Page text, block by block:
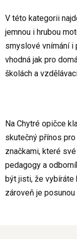
V této kategorii
jemnou i hrubou
smyslové vnímání i
vhodná jak pro
školách a
Na Chytré opičce
skutečný přínos
značkami, které
pedagogy a
být jisti, že vybíráte
zároveň je posunou